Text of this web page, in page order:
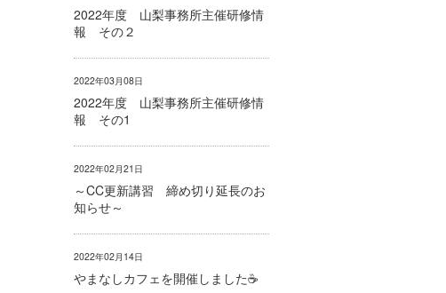
2022年度 山梨事務所主催研修情
報 その２
2022年03月08日
2022年度 山梨事務所主催研修情
報 その1
2022年02月21日
～CC更新講習 締め切り延長のお
知らせ～
2022年02月14日
やまなしカフェを開催しました☕